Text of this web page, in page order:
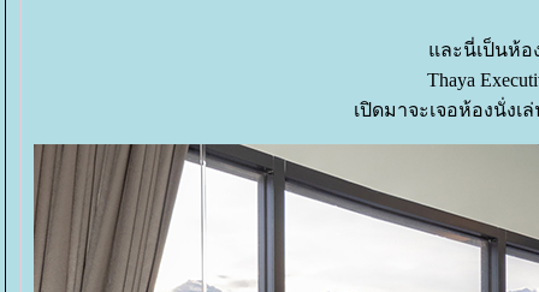
ละนี่เป็นห้อ
Thaya
เปิดมาจะเจอห้องนั่ง